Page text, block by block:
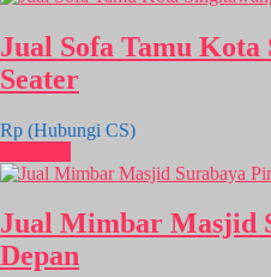
Jual Sofa Tamu Kota
Seater
Rp (Hubungi CS)
Jual Mimbar Masjid
Depan